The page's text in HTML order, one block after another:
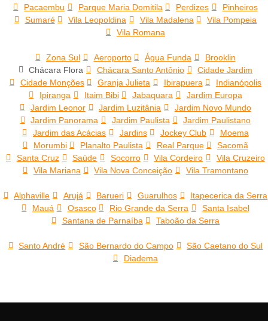
Pacaembu
Parque Maria Domitila Perdizes
Pinheiros
Sumaré
Vila Leopoldina Vila Madalena
Vila Pompeia
Vila Romana
Zona Sul Aeroporto Água Funda
Brooklin
Chácara Flora
Chácara Santo Antônio
Cidade Jardim
Cidade Monções
Granja Julieta Ibirapuera
Indianópolis
Ipiranga
Itaim Bibi Jabaquara
Jardim Europa
Jardim Leonor
Jardim Luzitânia
Jardim Novo Mundo
Jardim Panorama
Jardim Paulista
Jardim Paulistano
Jardim das Acácias
Jardins Jockey Club
Moema
Morumbi
Planalto Paulista Real Parque
Sacomã
Santa Cruz
Saúde Socorro Vila Cordeiro
Vila Cruzeiro
Vila Mariana
Vila Nova Conceição Vila Tramontano
Alphaville Arujá Barueri Guarulhos
Itapecerica da Serra
Mauá
Osasco Rio Grande da Serra
Santa Isabel
Santana de Parnaíba
Taboão da Serra
Santo André São Bernardo do Campo
São Caetano do Sul
Diadema